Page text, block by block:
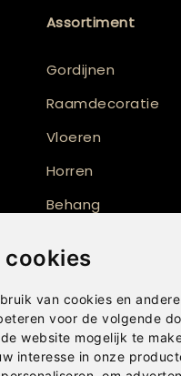
cookies
van cookies en
voor de volgende
website mogelijk te
interesse in onze
Assortiment
Gordijnen
Raamdecoratie
Vloeren
Horren
Behang
Shutters